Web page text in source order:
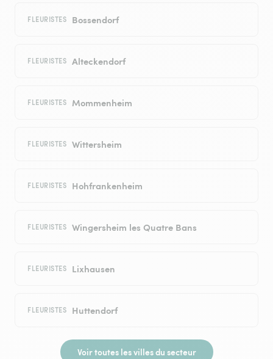
FLEURISTES Bossendorf
FLEURISTES Alteckendorf
FLEURISTES Mommenheim
FLEURISTES Wittersheim
FLEURISTES Hohfrankenheim
FLEURISTES Wingersheim les Quatre Bans
FLEURISTES Lixhausen
FLEURISTES Huttendorf
Voir toutes les villes du secteur